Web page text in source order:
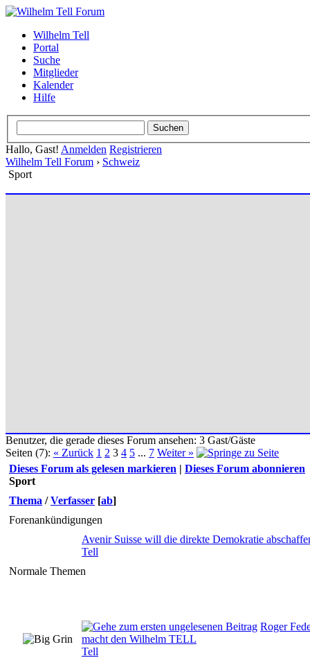
Wilhelm Tell
Portal
Suche
Mitglieder
Kalender
Hilfe
Hallo, Gast! Anmelden Registrieren
Wilhelm Tell Forum › Schweiz
Sport
Benutzer, die gerade dieses Forum ansehen: 3 Gast/Gäste
Seiten (7): « Zurück 1 2 3 4 5 ... 7 Weiter »
Dieses Forum als gelesen markieren | Dieses Forum abonnieren
Sport
Thema /Verfasser [ab]
Forenankündigungen
Avenir Suisse will die direkte Demokratie
Tell
Normale Themen
Roger
macht den Wilhelm TELL
Tell